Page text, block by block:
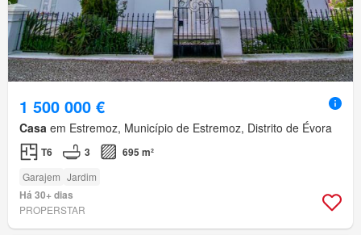
1 500 000 €
Casa em Estremoz, Município de Estremoz, Distrito de Évora
T6 3 695 m²
Garajem Jardim
Há 30+ dias
PROPERSTAR